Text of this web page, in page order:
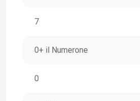
7
0+ il Numerone
0